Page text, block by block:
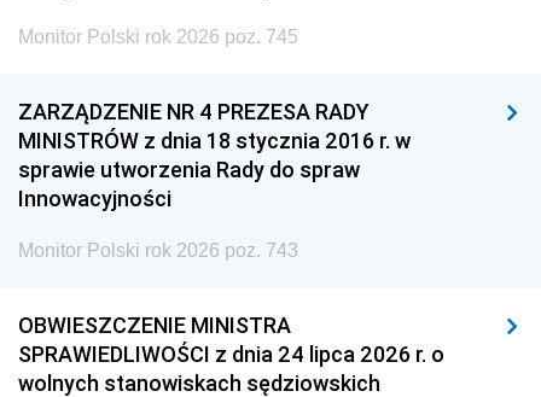
Monitor Polski rok 2026 poz. 745
ZARZĄDZENIE NR 4 PREZESA RADY
MINISTRÓW z dnia 18 stycznia 2016 r. w
sprawie utworzenia Rady do spraw
Innowacyjności
Monitor Polski rok 2026 poz. 743
OBWIESZCZENIE MINISTRA
SPRAWIEDLIWOŚCI z dnia 24 lipca 2026 r. o
wolnych stanowiskach sędziowskich